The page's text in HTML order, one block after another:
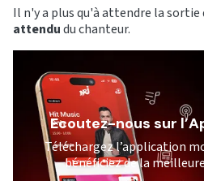
Il n'y a plus qu'à attendre la sortie
attendudu chanteur.
Ecoutez-nous sur
Téléchargez l’application
bénéficiez de la